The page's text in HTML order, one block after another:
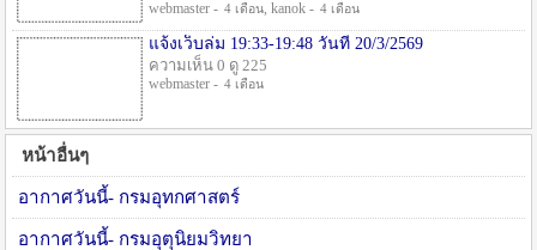
webmaster - 4 เดือน, kanok - 4 เดือน
แจ้งเว็บล่ม 19:33-19:48 วันที่ 20/3/2569
ความเห็น 0 ดู 225
webmaster - 4 เดือน
หน้าอื่นๆ
อากาศวันนี้- กรมอุทกศาสตร์
อากาศวันนี้- กรมอุตุนิยมวิทยา